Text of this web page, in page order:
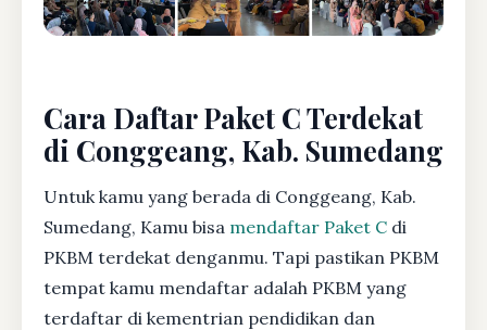
Cara Daftar Paket C Terdekat
di Conggeang, Kab. Sumedang
Untuk kamu yang berada di Conggeang, Kab.
Sumedang, Kamu bisa mendaftar Paket C di
PKBM terdekat denganmu. Tapi pastikan PKBM
tempat kamu mendaftar adalah PKBM yang
terdaftar di kementrian pendidikan dan